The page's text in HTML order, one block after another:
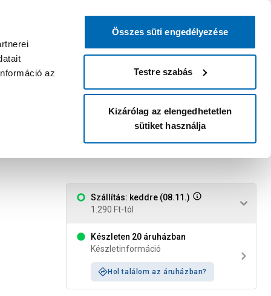
az
Összes süti engedélyezése
Testre szabás
Kizárólag az elengedhetetlen
sütiket használja
bejelentkezni?
Belépés Listáim
Áruházak és szolgáltatások
Szállítás: keddre (08.11.)
1.290 Ft-tól
Készleten 20 áruházban
Készletinformáció
Hol találom az áruházban?